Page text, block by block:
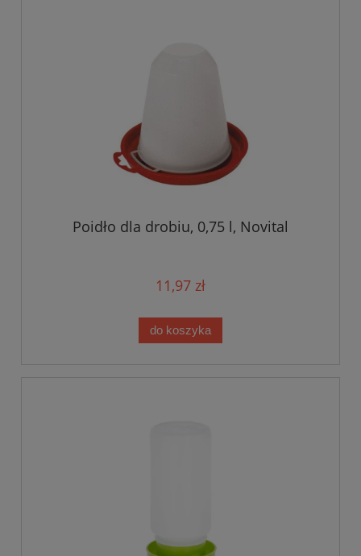
Poidło dla drobiu, 0,75 l, Novital
11,97 zł
do koszyka